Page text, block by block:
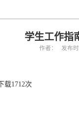
学生工作指
作者： 发布
载1712次